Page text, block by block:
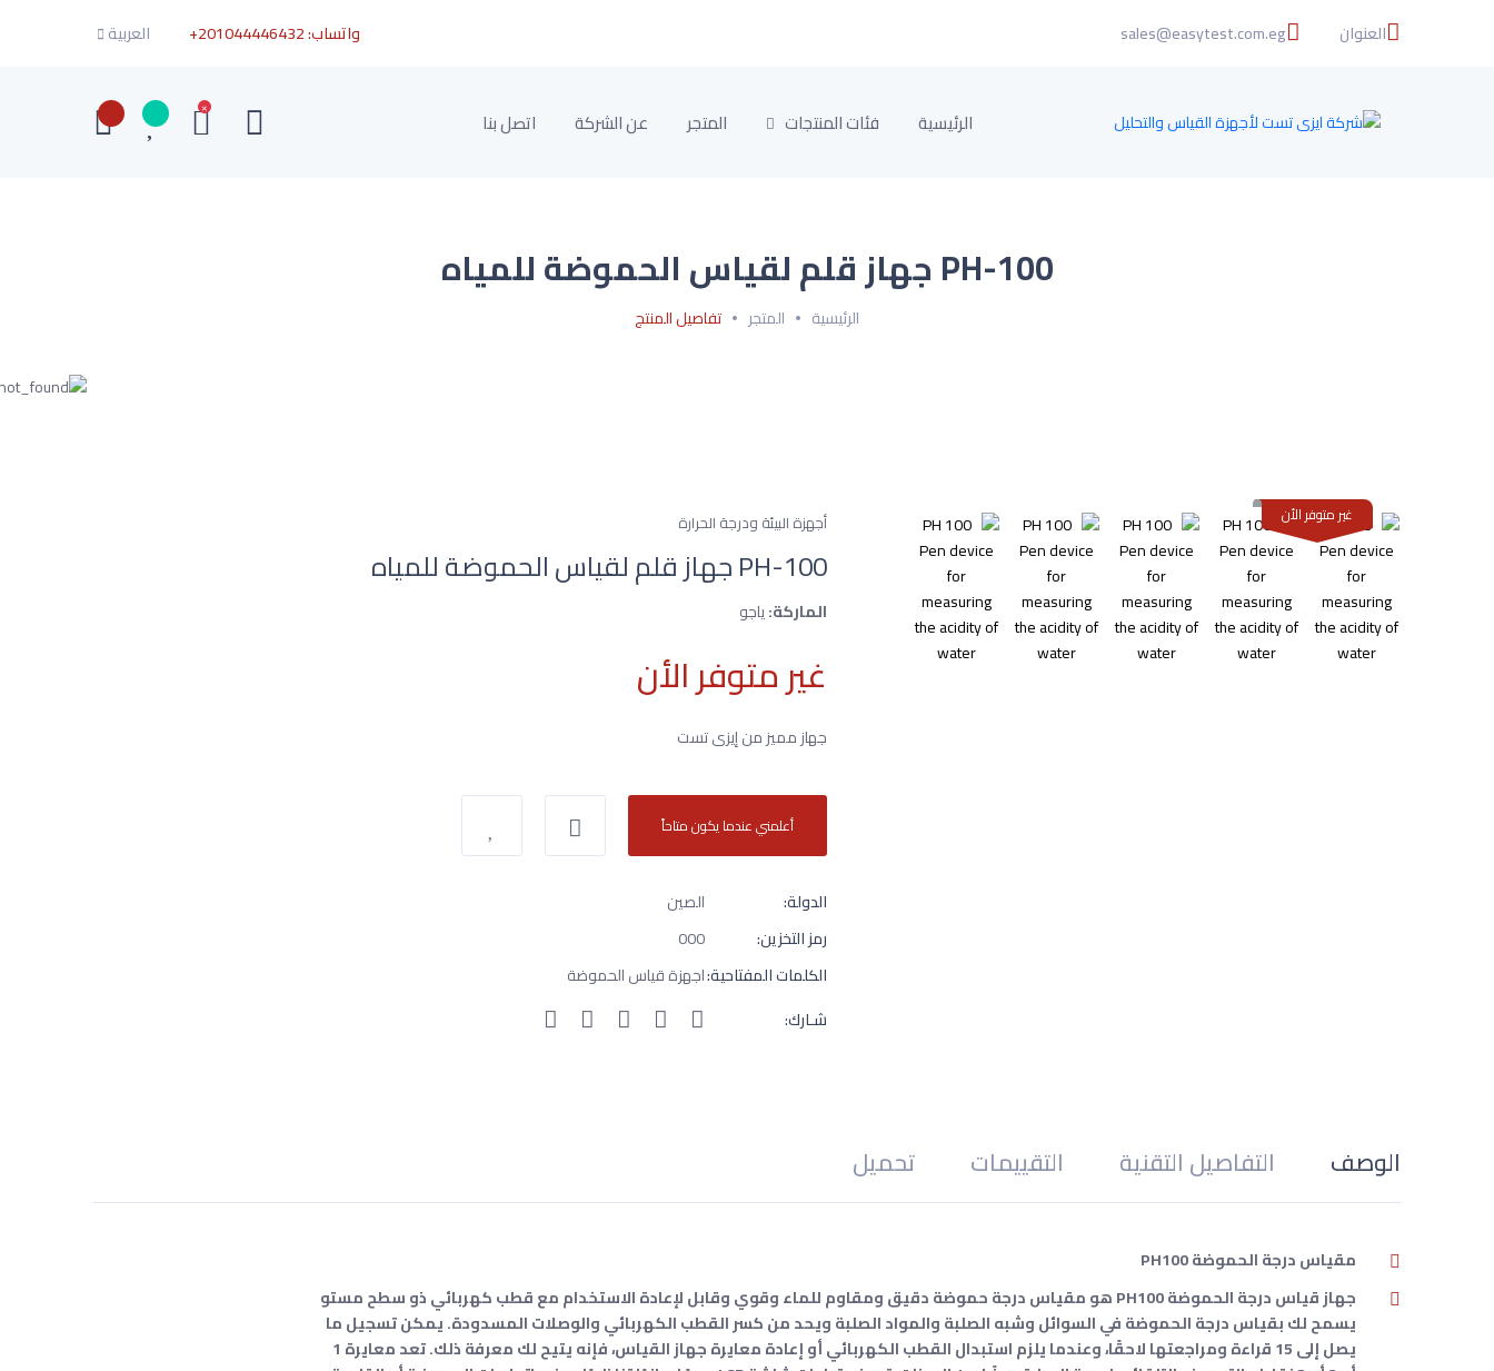
العنوان sales@easytest.com.eg واتساب:+201044446432 العربية
الرئيسية فئات المنتجات المتجر عن الشركة اتصل بنا ×
PH-100 جهاز قلم لقياس الحموضة للمياه
الرئيسية المتجر تفاصيل المنتج
غير متوفر الأن أجهزة البيئة ودرجة الحرارة
PH-100 جهاز قلم لقياس الحموضة للمياه
الماركة:ياجو
غير متوفر الأن
جهاز مميز من إيزى تست
أعلمني عندما يكون متاحاً
الدولة:
الصين
رمز التخزين:
000
الكلمات المفتاحية:اجهزة قياس الحموضة
شـارك:
الوصف التفاصيل التقنية التقييمات تحميل
مقياس درجة الحموضة PH100
جهاز قياس درجة الحموضة PH100 ​​هو مقياس درجة حموضة دقيق ومقاوم للماء وقوي وقابل لإعادة الاستخدام مع قطب كهربائي ذو سطح مستو
يسمح لك بقياس درجة الحموضة في السوائل وشبه الصلبة والمواد الصلبة ويحد من كسر القطب الكهربائي والوصلات المسدودة. يمكن تسجيل ما
يصل إلى 15 قراءة ومراجعتها لاحقًا، وعندما يلزم استبدال القطب الكهربائي أو إعادة معايرة جهاز القياس، فإنه يتيح لك معرفة ذلك. تعد معايرة 1